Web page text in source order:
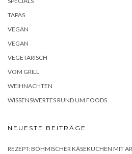
TAPAS
VEGAN
VEGAN
VEGETARISCH
VOM GRILL
WEIHNACHTEN
WISSENSWERTES RUND UM FOODS
NEUESTE BEITRÄGE
REZEPT: BÖHMISCHER KÄSEKUCHEN MIT